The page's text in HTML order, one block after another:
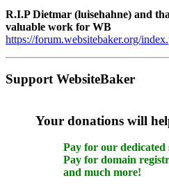
R.I.P Dietmar (luisehahne) and
valuable work for WB
https://forum.websitebaker.org/
Support WebsiteBaker
Your donations will
Pay for our dedicated
Pay for domain
and much more!